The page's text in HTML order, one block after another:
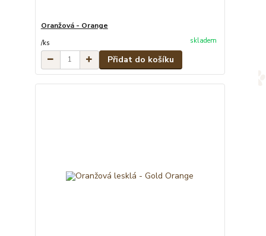
Oranžová - Orange
/ks skladem
Přidat do košíku